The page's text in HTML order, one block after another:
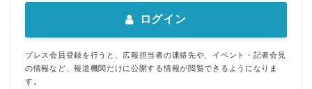
ログイン
プレス会員登録を行うと、広報担当者の連絡先や、イベント・記者会見
の情報など、報道機関だけに公開する情報が閲覧できるようになりま
す。